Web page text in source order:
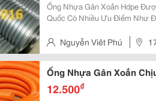
Ống Nhựa Gân Xoắn Hdpe
Quốc Có Nhiều Ưu Điểm Như
Sát, Chế Độ Dòng Chảy Tốt,
Nguyễn Viêt Phú
Chí Minh, Việt Nam
Ống Nhựa Gân Xoắn
12.500₫